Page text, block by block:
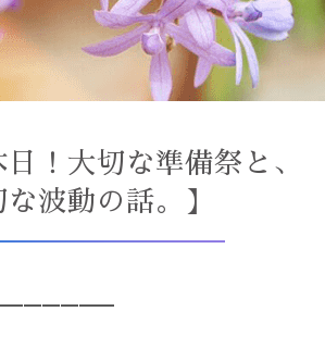
日！大切な準備祭と、
波動の話。】